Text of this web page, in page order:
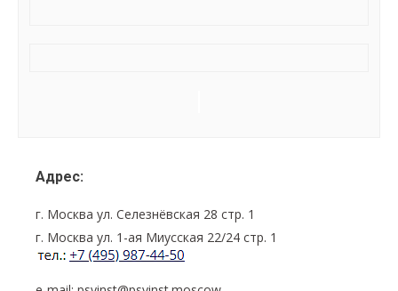
Адрес:
г. Москва ул. Селезнёвская 28 стр. 1
г. Москва ул. 1-ая Миусская 22/24 стр. 1